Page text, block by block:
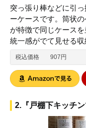
突っ張り棒などに引
ーケースです。筒状
が特徴で同じケース
統一感がでて見せる収
税込価格 907円
2.『戸棚下キッチ